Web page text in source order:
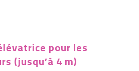
pour les
(jusqu’à 4 m)